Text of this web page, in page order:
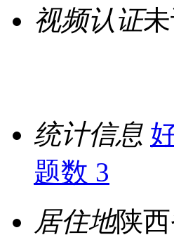
视频认证
统计信息
题数 3
居住地陕